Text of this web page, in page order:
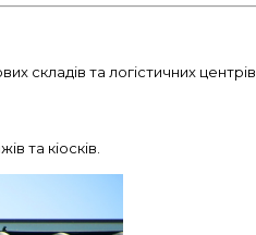
складів та логістичних центрів
та кіосків.